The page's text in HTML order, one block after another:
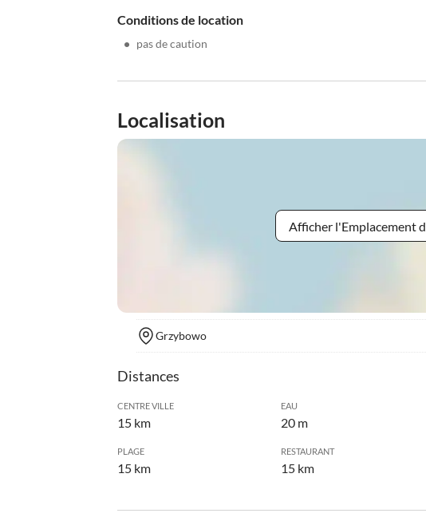
Conditions de location
• pas de caution
Localisation
Afficher l'Emplacement
Grzybowo
Distances
CENTRE VILLE
15 km
EAU
20 m
PLAGE
15 km
RESTAURANT
15 km